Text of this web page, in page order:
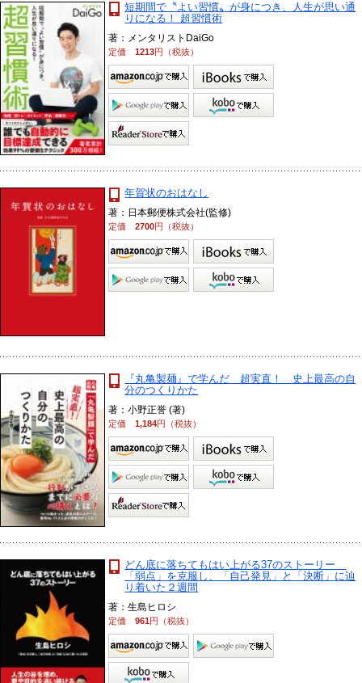
短期間で〝よい習慣〟が身につき、人生が思い通
りになる！ 超習慣術
著：メンタリストDaiGo
定価1213円（税抜）
年賀状のおはなし
著：日本郵便株式会社(監修)
定価2700円（税抜）
『丸亀製麺』で学んだ 超実直！ 史上最高の自
分のつくりかた
著：小野正誉 (著)
定価1,184円（税抜）
どん底に落ちてもはい上がる37のストーリー
「弱点」を克服し、「自己発見」と「決断」に辿
り着いた２週間
著：生島ヒロシ
定価961円（税抜）